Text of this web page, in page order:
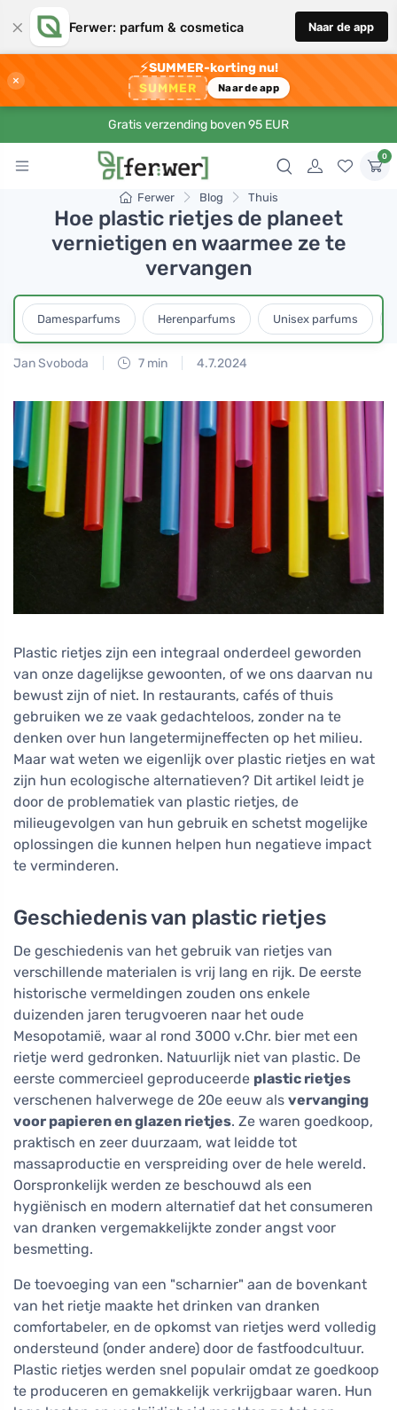
× Ferwer: parfum & cosmetica Naar de app
×
⚡SUMMER-korting nu!
SUMMER Naar de app
Gratis verzending boven 95 EUR
0
Ferwer Blog Thuis
Hoe plastic rietjes de planeet
vernietigen en waarmee ze te
vervangen
Damesparfums Herenparfums Unisex parfums
Jan Svoboda 7 min 4.7.2024
Plastic rietjes zijn een integraal onderdeel geworden
van onze dagelijkse gewoonten, of we ons daarvan nu
bewust zijn of niet. In restaurants, cafés of thuis
gebruiken we ze vaak gedachteloos, zonder na te
denken over hun langetermijneffecten op het milieu.
Maar wat weten we eigenlijk over plastic rietjes en wat
zijn hun ecologische alternatieven? Dit artikel leidt je
door de problematiek van plastic rietjes, de
milieugevolgen van hun gebruik en schetst mogelijke
oplossingen die kunnen helpen hun negatieve impact
te verminderen.
Geschiedenis van plastic rietjes
De geschiedenis van het gebruik van rietjes van
verschillende materialen is vrij lang en rijk. De eerste
historische vermeldingen zouden ons enkele
duizenden jaren terugvoeren naar het oude
Mesopotamië, waar al rond 3000 v.Chr. bier met een
rietje werd gedronken. Natuurlijk niet van plastic. De
eerste commercieel geproduceerde plastic rietjes
verschenen halverwege de 20e eeuw als vervanging
voor papieren en glazen rietjes. Ze waren goedkoop,
praktisch en zeer duurzaam, wat leidde tot
massaproductie en verspreiding over de hele wereld.
Oorspronkelijk werden ze beschouwd als een
hygiënisch en modern alternatief dat het consumeren
van dranken vergemakkelijkte zonder angst voor
besmetting.
De toevoeging van een "scharnier" aan de bovenkant
van het rietje maakte het drinken van dranken
comfortabeler, en de opkomst van rietjes werd volledig
ondersteund (onder andere) door de fastfoodcultuur.
Plastic rietjes werden snel populair omdat ze goedkoop
te produceren en gemakkelijk verkrijgbaar waren. Hun